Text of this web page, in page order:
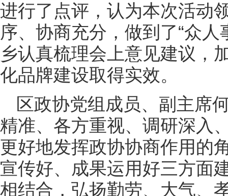
进行了点评，认为本次活动
序、协商充分，做到了“众
乡认真梳理会上意见建议，
化品牌建设取得实效。
区政协党组成员、副主席
精准、各方重视、调研深入
更好地发挥政协协商作用的
宣传好、成果运用好三方面
相结合，弘扬勤劳、大气、